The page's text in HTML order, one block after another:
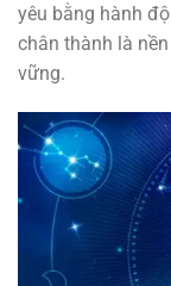
yêu bằng hành
chân thành là
vững.